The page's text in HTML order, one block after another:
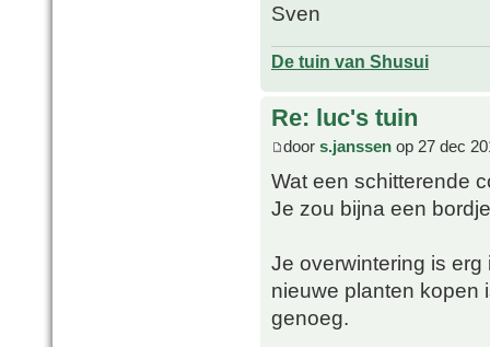
Sven
De tuin van Shusui
Re: luc's tuin
door s.janssen op 27 dec
Wat een schitterende
Je zou bijna een
Je overwintering is
nieuwe planten kopen
genoeg.